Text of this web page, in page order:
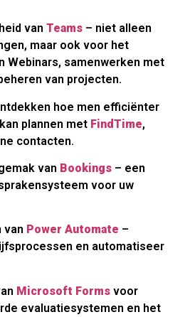
van Teams – niet alleen
maar ook voor het
Webinars, samenwerken met
van projecten.
hoe men efficiënter
plannen met FindTime,
contacten.
van Bookings – een
voor uw
van Power Automate –
en automatiseer
Microsoft Forms voor
evaluatiesystemen en het